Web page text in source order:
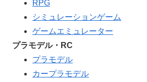
RPG
シミュレーションゲーム
ゲームエミュレーター
プラモデル・RC
プラモデル
カープラモデル